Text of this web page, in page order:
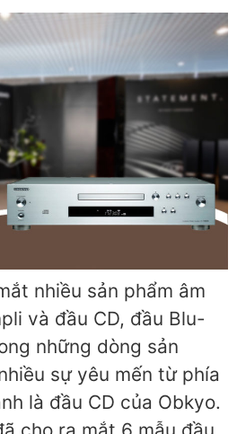
nhiều sản phẩm âm
và đầu CD, đầu Blu-
những dòng sản
sự yêu mến từ phía
là đầu CD của Obkyo.